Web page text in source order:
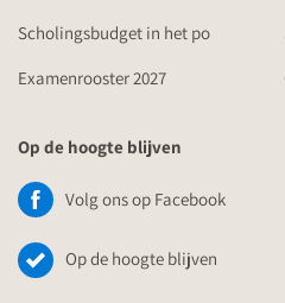
Scholingsbudget in het po
Examenrooster 2027
Op de hoogte blijven
Volg ons op Facebook
Op de hoogte blijven